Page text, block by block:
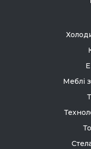
Меблі